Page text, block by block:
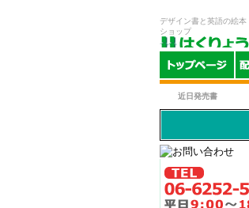
デザイン書と英語の絵本
ショップ
近日発売書